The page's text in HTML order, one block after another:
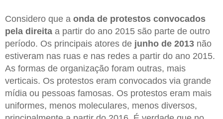
Considero que a onda de protestos convocados
pela direita a partir do ano 2015 são parte de outro
período. Os principais atores de junho de 2013 não
estiveram nas ruas e nas redes a partir do ano 2015.
As formas de organização foram outras, mais
verticais. Os protestos eram convocados via grande
mídia ou pessoas famosas. Os protestos eram mais
uniformes, menos moleculares, menos diversos,